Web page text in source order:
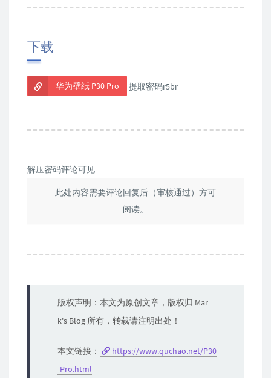
下载
华为壁纸 P30 Pro 提取密码r5br
解压密码评论可见
此处内容需要评论回复后（审核通过）方可
阅读。
版权声明：本文为原创文章，版权归 Mar
k's Blog 所有，转载请注明出处！
本文链接：
https://www.quchao.net/P30
-Pro.html